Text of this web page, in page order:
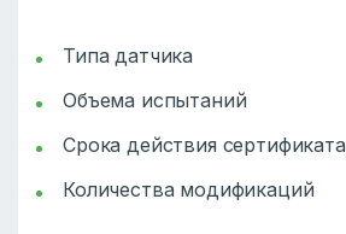
Типа датчика
Объема испытаний
Срока действия сертификата
Количества модификаций